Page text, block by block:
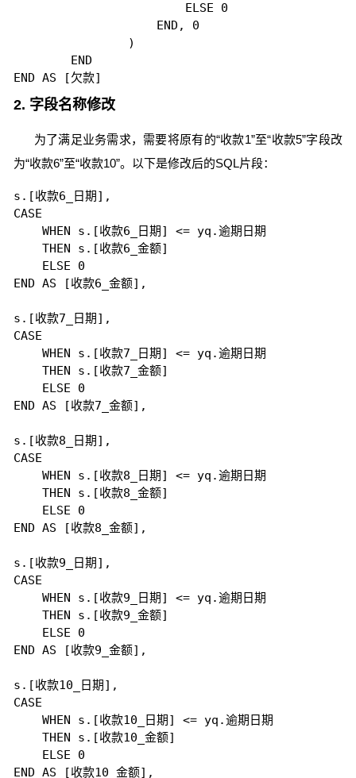
                        ELSE 0
                    END, 0
                )
        END
2. 字段名称修改
为了满足业务需求，需要将原有的“收款1”至“收款5”字段改
为“收款6”至“收款10”。以下是修改后的SQL片段：
s.[收款6_日期],
CASE
    WHEN s.[收款6_日期] <= yq.逾期日期
    THEN s.[收款6_金额]
    ELSE 0
END AS [收款6_金额],
s.[收款7_日期],
CASE
    WHEN s.[收款7_日期] <= yq.逾期日期
    THEN s.[收款7_金额]
    ELSE 0
END AS [收款7_金额],
s.[收款8_日期],
CASE
    WHEN s.[收款8_日期] <= yq.逾期日期
    THEN s.[收款8_金额]
    ELSE 0
END AS [收款8_金额],
s.[收款9_日期],
CASE
    WHEN s.[收款9_日期] <= yq.逾期日期
    THEN s.[收款9_金额]
    ELSE 0
END AS [收款9_金额],
s.[收款10_日期],
CASE
    WHEN s.[收款10_日期] <= yq.逾期日期
    THEN s.[收款10_金额]
    ELSE 0